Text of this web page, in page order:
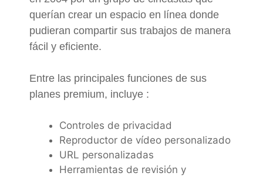
querían crear un espacio en línea donde
pudieran compartir sus trabajos de manera
fácil y eficiente.
Entre las principales funciones de sus
planes premium, incluye :
Controles de privacidad
Reproductor de vídeo personalizado
URL personalizadas
Herramientas de revisión y